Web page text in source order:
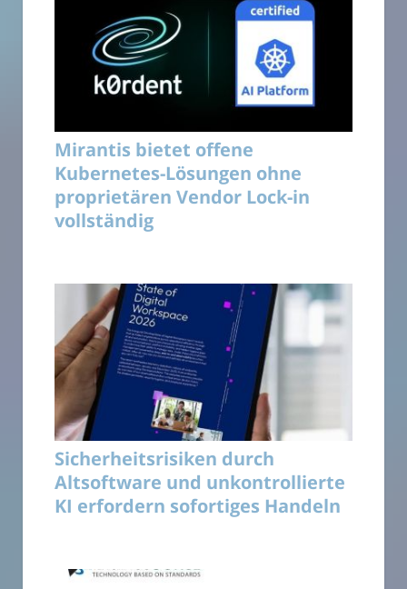
Mirantis bietet offene
Kubernetes-Lösungen ohne
proprietären Vendor Lock-in
vollständig
Sicherheitsrisiken durch
Altsoftware und unkontrollierte
KI erfordern sofortiges Handeln